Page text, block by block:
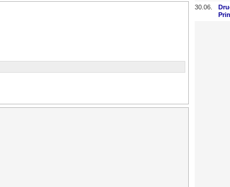
30.06.